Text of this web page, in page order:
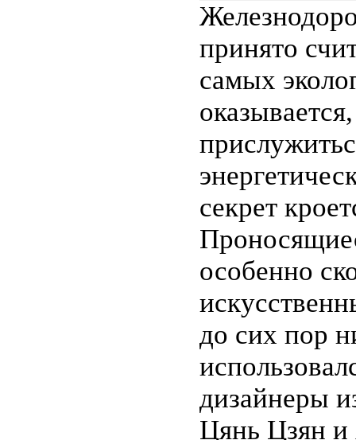
принято
самых
секрет
особенно
до сих пор
дизайнеры
Цянь Цзян и